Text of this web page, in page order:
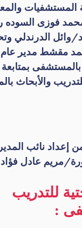
المستشفيات
فوزى السوده
وائل الدرندلي
مقشط مدير
بالمستشفى
والأبحاث
إعداد نائب
مريم عادل
للتدريب
: